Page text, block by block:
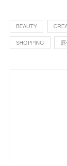
BEAUTY
SHOPPING